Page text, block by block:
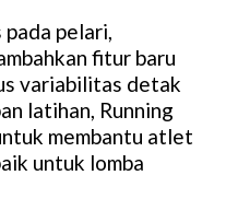
pelari,
fitur baru
variabilitas detak
latihan, Running
membantu atlet
untuk lomba